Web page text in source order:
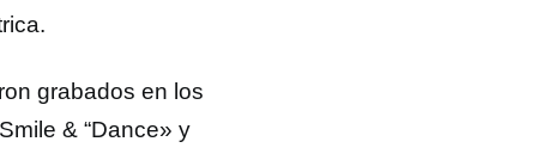
grabados en los
& “Dance» y